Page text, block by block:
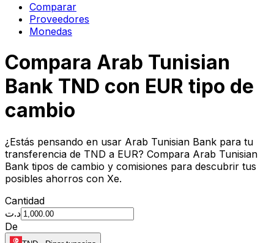
Comparar
Proveedores
Monedas
Compara Arab Tunisian
Bank TND con EUR tipo de
cambio
¿Estás pensando en usar Arab Tunisian Bank para tu
transferencia de TND a EUR? Compara Arab Tunisian
Bank tipos de cambio y comisiones para descubrir tus
posibles ahorros con Xe.
Cantidad
د.ت
De